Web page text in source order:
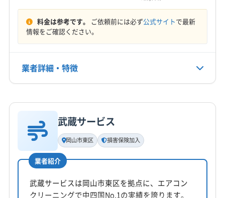
都窪郡早島町
和気郡和気町
(広島県) 安芸郡熊野町
(広島県) 神石郡神石高原町
(広島県) 竹原市
(広島県) 東広島市
(広島県) 尾道市
(広島県) 府中市
(広島県) 福山市
定休日
なし
非公開
料金は参考です。 ご依頼前には必ず公式サイトで最新
情報をご確認ください。
業者詳細・特徴
基本情報
代表者名
本田
所在地
岡山県岡山市南区米倉68-13
武蔵サービス
岡山市東区 損害保険加入
業者紹介
武蔵サービスは岡山市東区を拠点に、エアコン
クリーニングで中四国No.1の実績を誇ります。